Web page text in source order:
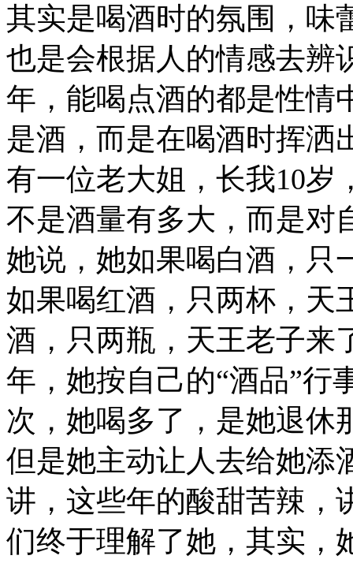
其实是喝酒时的氛围，味
也是会根据人的情感去辨
年，能喝点酒的都是性情
是酒，而是在喝酒时挥洒
有一位老大姐，长我10岁
不是酒量有多大，而是对
她说，她如果喝白酒，只
如果喝红酒，只两杯，天
酒，只两瓶，天王老子来
年，她按自己的“酒品”行
次，她喝多了，是她退休
但是她主动让人去给她添
讲，这些年的酸甜苦辣，
们终于理解了她，其实，